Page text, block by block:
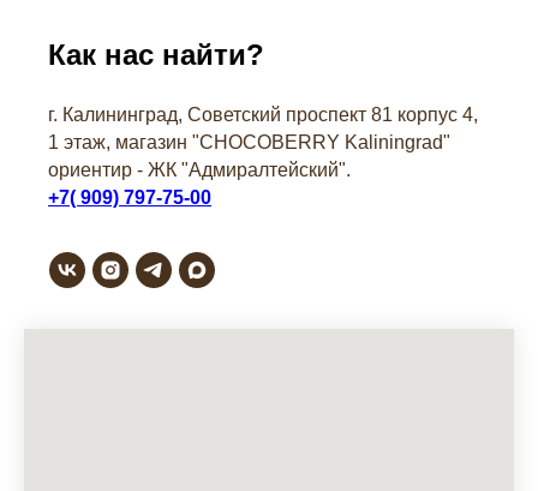
Как нас найти?
г. Калининград, Советский проспект 81 корпус 4,
1 этаж, магазин "СHOCOBERRY Kaliningrad"
ориентир - ЖК "Адмиралтейский".
+7( 909) 797-75-00